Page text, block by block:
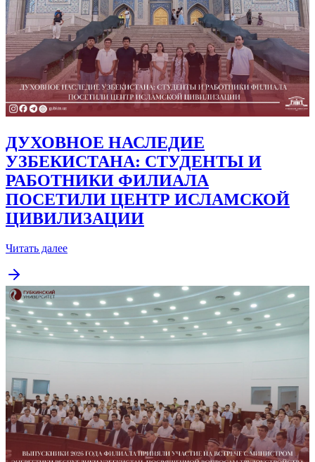
ДУХОВНОЕ НАСЛЕДИЕ
УЗБЕКИСТАНА: СТУДЕНТЫ И
РАБОТНИКИ ФИЛИАЛА
ПОСЕТИЛИ ЦЕНТР ИСЛАМСКОЙ
ЦИВИЛИЗАЦИИ
Читать далее